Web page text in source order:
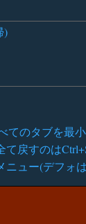
)
てのタブを最
て戻すのは
ュー(デフ